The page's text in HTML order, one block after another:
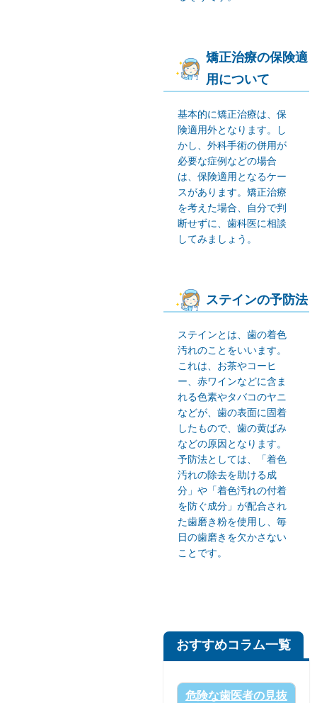
矯正治療の保険適
用について
基本的に矯正治療は、保
険適用外となります。し
かし、外科手術の併用が
必要な症例などの場合
は、保険適用となるケー
スがあります。矯正治療
を考えた場合、自分で判
断せずに、歯科医に相談
してみましょう。
ステインの予防法
ステインとは、歯の着色
汚れのことをいいます。
これは、お茶やコーヒ
ー、赤ワインなどに含ま
れる色素やタバコのヤニ
などが、歯の表面に固着
したもので、歯の黄ばみ
などの原因となります。
予防法としては、「着色
汚れの除去を助ける成
分」や「着色汚れの付着
を防ぐ成分」が配合され
た歯磨き粉を使用し、毎
日の歯磨きを欠かさない
ことです。
おすすめコラム一覧
危険な歯医者の見抜